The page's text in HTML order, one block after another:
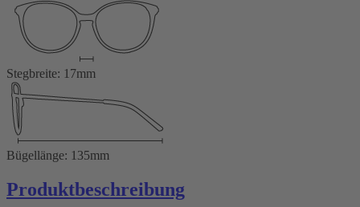
Stegbreite: 17mm
Bügellänge: 135mm
Produktbeschreibung